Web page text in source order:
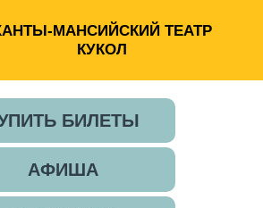
МАНСИЙСКИЙ ТЕАТР
КУКОЛ
БИЛЕТЫ
АФИША